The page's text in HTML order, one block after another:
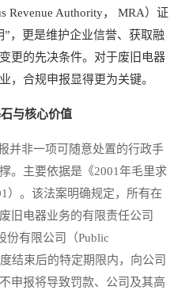
Revenue Authority， MRA）证
，更是维护企业信誉、获取融
更的先决条件。对于废旧电器
，合规申报显得更为关键。
与核心价值
非一项可随意处置的行政手
。主要依据是《2001年毛里求
）。该法案明确规定，所有在
旧电器业务的有限责任公司
份有限公司（Public
结束后的特定期限内，向公司
申报将导致罚款、公司及其高